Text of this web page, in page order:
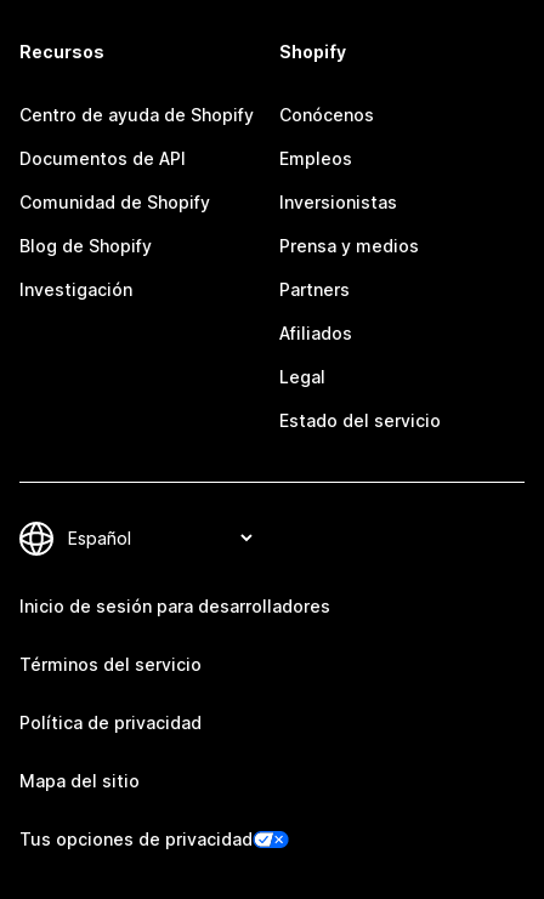
Recursos
Centro de ayuda de Shopify
Documentos de API
Comunidad de Shopify
Blog de Shopify
Investigación
Shopify
Conócenos
Empleos
Inversionistas
Prensa y medios
Partners
Afiliados
Legal
Estado del servicio
Inicio de sesión para desarrolladores
Términos del servicio
Política de privacidad
Mapa del sitio
Tus opciones de privacidad